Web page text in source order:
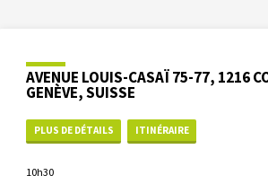
AVENUE LOUIS-CASAÏ 75-77, 1216
GENÈVE, SUISSE
PLUS DE DÉTAILS ITINÉRAIRE
10h30